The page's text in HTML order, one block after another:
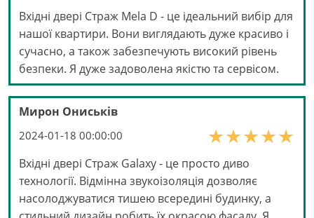
Вхідні двері Страж Mela D - це ідеальний вибір для
нашої квартири. Вони виглядають дуже красиво і
сучасно, а також забезпечують високий рівень
безпеки. Я дуже задоволена якістю та сервісом.
Мирон Ониськів
2024-01-18 00:00:00
Вхідні двері Страж Galaxy - це просто диво
технології. Відмінна звукоізоляція дозволяє
насолоджуватися тишею всередині будинку, а